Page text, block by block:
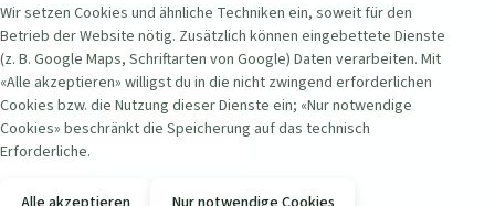
ADRESSE
Seerestaurant Badi Wollishofen
Seestrasse 451
8038 Zürich Wollishofen, Schweiz
Wir setzen Cookies und ähnliche Techniken ein, soweit für den
Betrieb der Website nötig. Zusätzlich können eingebettete Dienste
(z. B. Google Maps, Schriftarten von Google) Daten verarbeiten. Mit
«Alle akzeptieren» willigst du in die nicht zwingend erforderlichen
Cookies bzw. die Nutzung dieser Dienste ein; «Nur notwendige
Cookies» beschränkt die Speicherung auf das technisch
Erforderliche.